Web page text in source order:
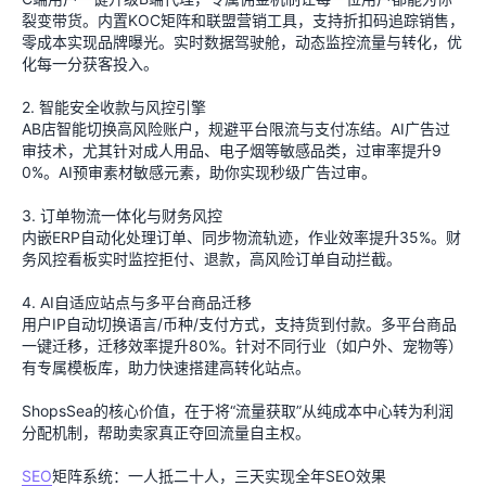
裂变带货。内置KOC矩阵和联盟营销工具，支持折扣码追踪销售，
零成本实现品牌曝光。实时数据驾驶舱，动态监控流量与转化，优
化每一分获客投入。
2. 智能安全收款与风控引擎
AB店智能切换高风险账户，规避平台限流与支付冻结。AI广告过
审技术，尤其针对成人用品、电子烟等敏感品类，过审率提升9
0%。AI预审素材敏感元素，助你实现秒级广告过审。
3. 订单物流一体化与财务风控
内嵌ERP自动化处理订单、同步物流轨迹，作业效率提升35%。财
务风控看板实时监控拒付、退款，高风险订单自动拦截。
4. AI自适应站点与多平台商品迁移
用户IP自动切换语言/币种/支付方式，支持货到付款。多平台商品
一键迁移，迁移效率提升80%。针对不同行业（如户外、宠物等）
有专属模板库，助力快速搭建高转化站点。
ShopsSea的核心价值，在于将“流量获取”从纯成本中心转为利润
分配机制，帮助卖家真正夺回流量自主权。
SEO矩阵系统：一人抵二十人，三天实现全年SEO效果